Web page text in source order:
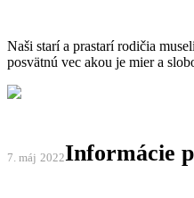
Naši starí a prastarí rodičia
posvätnú vec akou je mier a
7. máj 2022Informácie